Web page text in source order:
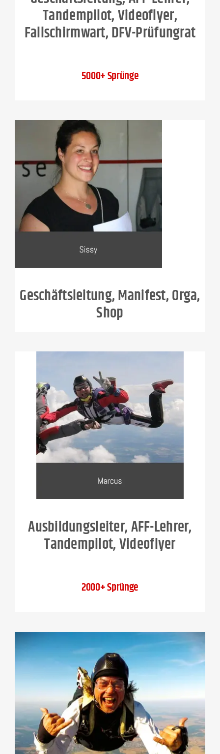
Tandempilot, Videoflyer,
Fallschirmwart, DFV-Prüfungrat
5000+ Sprünge
Geschäftsleitung, Manifest, Orga,
Shop
Ausbildungsleiter, AFF-Lehrer,
Tandempilot, Videoflyer
2000+ Sprünge